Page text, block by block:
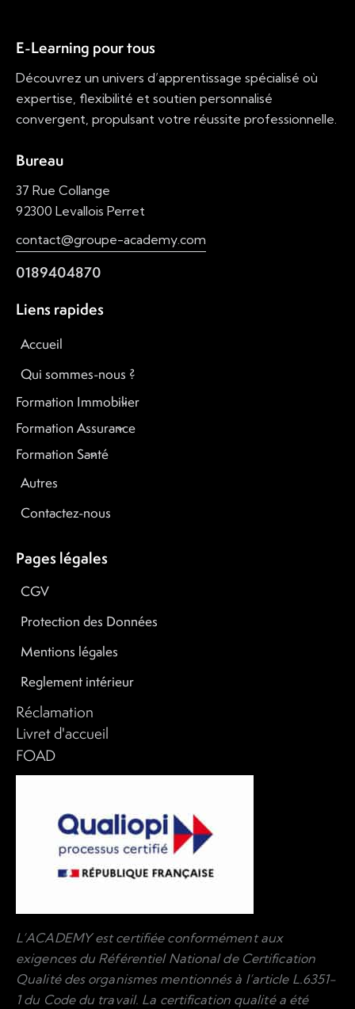
E-Learning pour tous
Découvrez un univers d’apprentissage spécialisé où
expertise, flexibilité et soutien personnalisé
convergent, propulsant votre réussite professionnelle.
Bureau
37 Rue Collange
92300 Levallois Perret
contact@groupe-academy.com
0189404870
Liens rapides
Accueil
Qui sommes-nous ?
Formation Immobilier
Formation Assurance
Formation Santé
Autres
Contactez-nous
Pages légales
CGV
Protection des Données
Mentions légales
Reglement intérieur
Réclamation
Livret d'accueil
FOAD
L’ACADEMY est certifiée conformément aux
exigences du Référentiel National de Certification
Qualité des organismes mentionnés à l’article L.6351-
1 du Code du travail. La certification qualité a été